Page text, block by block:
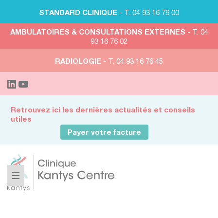
STANDARD CLINIQUE - T. 04 93 16 76 00
AMBULATOIRES & CONSULTATIONS EXTERNES - T. 04
93 16 76 02
RADIOLOGIE - T. 04 93 16 76 45
Retrouvez ici les dernières actualités et conseils
utiles
Payer votre facture